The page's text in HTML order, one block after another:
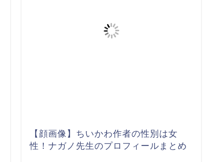
【顔画像】ちいかわ作者の性別は女
性！ナガノ先生のプロフィールまとめ